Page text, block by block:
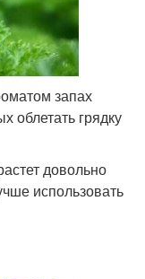
запах
облетать грядку
довольно
использовать